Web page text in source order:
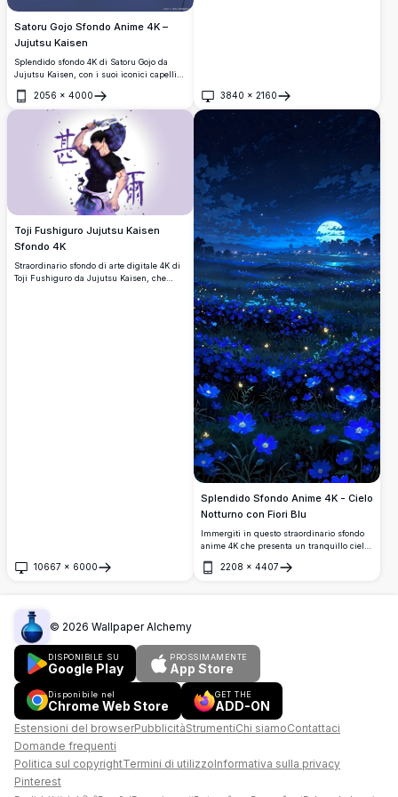
Satoru Gojo Sfondo Anime 4K –
Jujutsu Kaisen
Splendido sfondo 4K di Satoru Gojo da
Jujutsu Kaisen, con i suoi iconici capelli
bianchi, occhi azzurri e occhiali da sole
caratteristici su uno sfondo ciano vibrante.
Sfondo ad alta risoluzione perfetto per i
fan degli anime.
2056 × 4000
Apri
3840 × 2160
Apri
Toji Fushiguro Jujutsu Kaisen
Sfondo 4K
Straordinario sfondo di arte digitale 4K di
Toji Fushiguro da Jujutsu Kaisen, che
10667 × 6000
Apri
Splendido Sfondo Anime 4K - Cielo
Notturno con Fiori Blu
Immergiti in questo straordinario sfondo
anime 4K che presenta un tranquillo cielo
sopra un campo di vivaci fiori blu. Questa
definizione. Scarica questo splendido
sfondo anime 4K oggi stesso!
2208 × 4407
Apri
© 2026 Wallpaper Alchemy
DISPONIBILE SU
Google Play
PROSSIMAMENTE
App Store
Disponibile nel
Chrome Web Store
GET THE
ADD-ON
Estensioni del browserPubblicitàStrumentiChi siamoContattaci
Domande frequenti
Politica sul copyrightTermini di utilizzoInformativa sulla privacy
Pinterest